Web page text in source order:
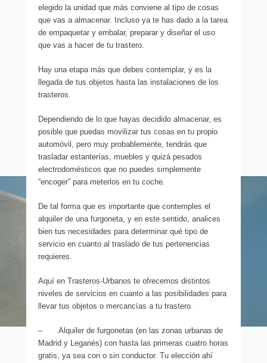
elegido la unidad que más conviene al tipo de cosas
que vas a almacenar. Incluso ya te has dado a la tarea
de empaquetar y embalar, preparar y diseñar el uso
que vas a hacer de tu trastero.
Hay una etapa más que debes contemplar, y es la
llegada de tus objetos hasta las instalaciones de los
trasteros.
Dependiendo de lo que hayas decidido almacenar, es
posible que puedas movilizar tus cosas en tu propio
automóvil, pero muy probablemente, tendrás que
trasladar estanterías, muebles y quizá pesados
electrodomésticos que no puedes simplemente
“encoger” para meterlos en tu coche.
De tal forma que es importante que contemples el
alquiler de una furgoneta, y en este sentido, analices
bien tus necesidades para determinar qué tipo de
servicio en cuanto al traslado de tus pertenencias
requieres.
Aquí en Trasteros-Urbanos te ofrecemos distintos
niveles de servicios en cuanto a las posibilidades para
llevar tus objetos o mercancías a tu trastero.
– Alquiler de furgonetas (en las zonas urbanas de
Madrid y Leganés) con hasta las primeras cuatro horas
gratis, ya sea con o sin conductor. Tu elección ahí